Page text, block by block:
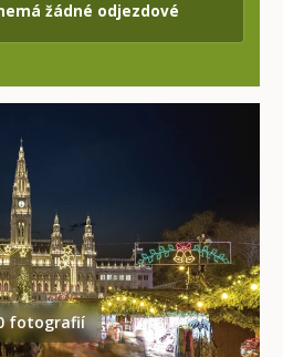
žádné odjezdové
fotografií